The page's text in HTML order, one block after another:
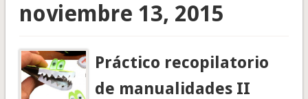
noviembre 13, 2015
Práctico recopilatorio
de manualidades II